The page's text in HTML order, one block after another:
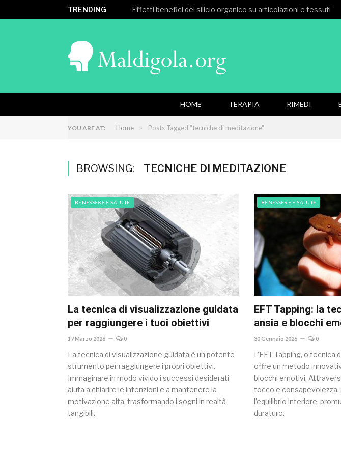
TRENDING Effetti benefici del silicio organico su articolazioni e tessuti
HOME TERAPIA RIMEDI
YOU ARE AT: Home » Posts Tagged "tecniche di meditazione"
BROWSING: TECNICHE DI MEDITAZIONE
BENESSERE E SALUTE
La tecnica di visualizzazione guidata
per raggiungere i tuoi obiettivi
17 Marzo 2026 0
La tecnica di visualizzazione guidata è un potente
strumento per raggiungere i propri obiettivi.
Immaginare in modo vivido i successi desiderati
aiuta a chiarire le intenzioni e a mantenere la
motivazione alta, trasformando i sogni in realtà
tangibili.
BENESSERE E SALUTE
EFT Tapping: la
ansia e blocchi
30 Gennaio 2026 0
L’EFT Tapping, o tecnica
offre un metodo
blocchi emotivi.
tocco e
l’equilibrio interiore,
duraturo.